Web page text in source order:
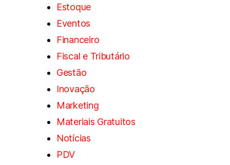
Estoque
Eventos
Financeiro
Fiscal e Tributário
Gestão
Inovação
Marketing
Materiais Gratuitos
Notícias
PDV